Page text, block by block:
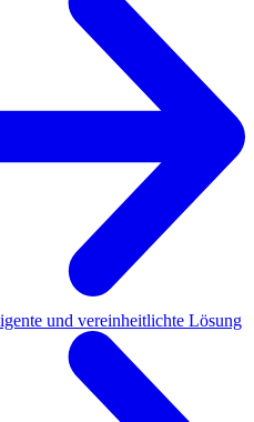
und vereinheitlichte Lösung